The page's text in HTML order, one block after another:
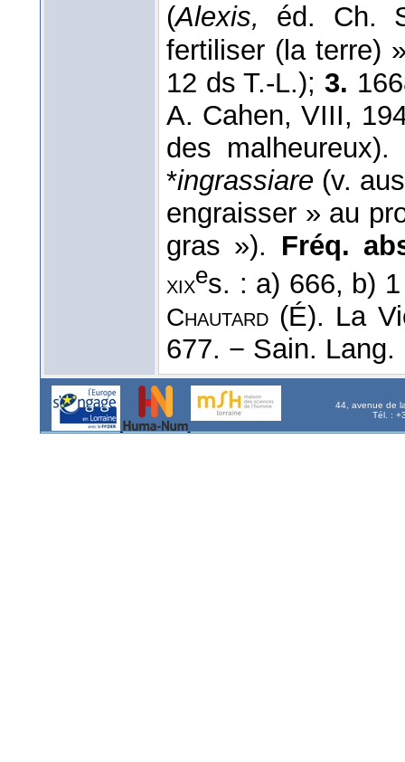
(Alexis,
éd. Ch.
fertiliser (la terre)
12 ds T.-L.);3.
A. Cahen, VIII,
des
*ingrassiare (v.
engraisser » au
gras »). Fréq.
xixes. : a) 666, b)
Chautard (É). La
677. − Sain.
44, avenue de
Tél. :